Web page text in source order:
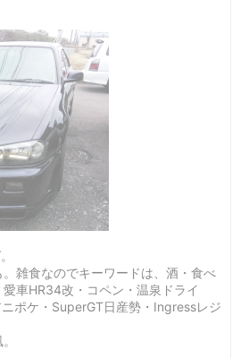
雑食なのでキーワードは、酒・食べ
車HR34改・コペン・温泉ドライ
ポケ・SuperGT日産勢・Ingressレジ